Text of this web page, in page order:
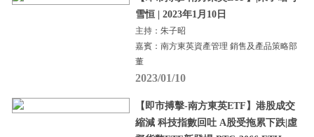
雪恒 | 2023年1月10日
主持：朱子昭
嘉賓：南方東英資產管理 銷售及產品策略部
董
2023/01/10
【即市搏擊-南方東英ETF】港股成交
縮減 科技指數回吐 A股受拖累下跌|虛